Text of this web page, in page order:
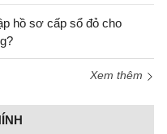
hồ sơ cấp sổ đỏ cho
Xem thêm